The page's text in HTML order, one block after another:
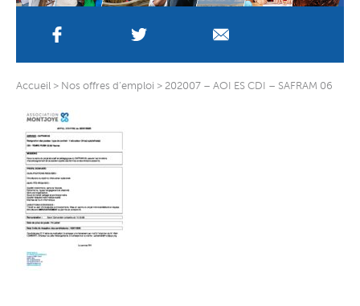
Accueil > Nos offres d’emploi > 202007 – AOI ES CDI – SAFRAM 06